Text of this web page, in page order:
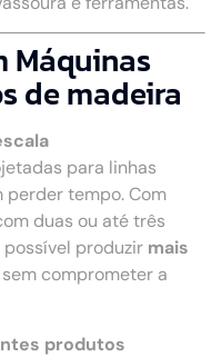
Máquinas
de madeira
para linhas
perder tempo. Com
duas ou até três
produzir mais
sem comprometer a
produtos